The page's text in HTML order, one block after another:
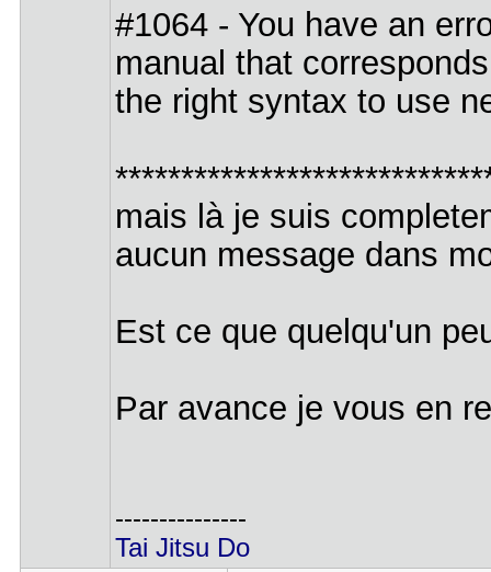
#1064 - You have an
manual that
the right syntax to use
mais là je suis
aucun message dans
Est ce que quelqu'un
Par avance je vous en
---------------
Tai Jitsu Do